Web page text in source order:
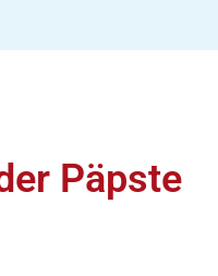
Päpste